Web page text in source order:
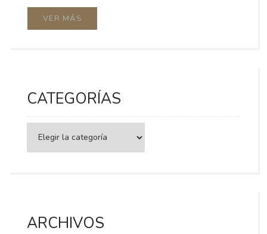
VER MÁS
CATEGORÍAS
ARCHIVOS